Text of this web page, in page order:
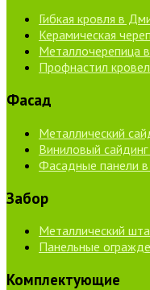
Гибкая кровля в
Керамическая
Металлочерепица
Профнастил
Фасад
Металлический
Виниловый
Фасадные панели
Забор
Металлический
Панельные
Комплектующие